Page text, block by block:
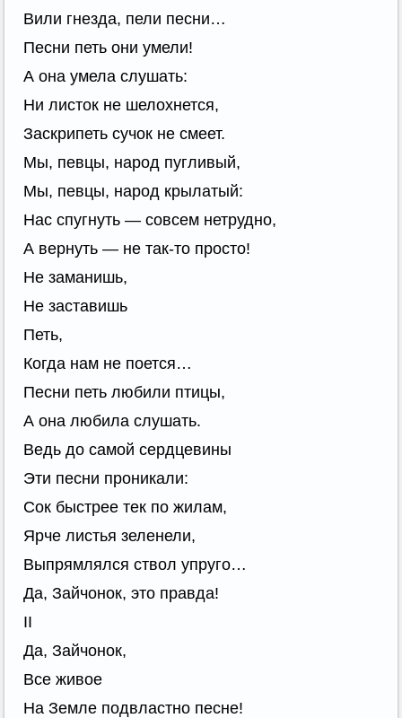
Вили гнезда, пели песни…
Песни петь они умели!
А она умела слушать:
Ни листок не шелохнется,
Заскрипеть сучок не смеет.
Мы, певцы, народ пугливый,
Мы, певцы, народ крылатый:
Нас спугнуть — совсем нетрудно,
А вернуть — не так-то просто!
Не заманишь,
Не заставишь
Петь,
Когда нам не поется…
Песни петь любили птицы,
А она любила слушать.
Ведь до самой сердцевины
Эти песни проникали:
Сок быстрее тек по жилам,
Ярче листья зеленели,
Выпрямлялся ствол упруго…
Да, Зайчонок, это правда!
II
Да, Зайчонок,
Все живое
На Земле подвластно песне!